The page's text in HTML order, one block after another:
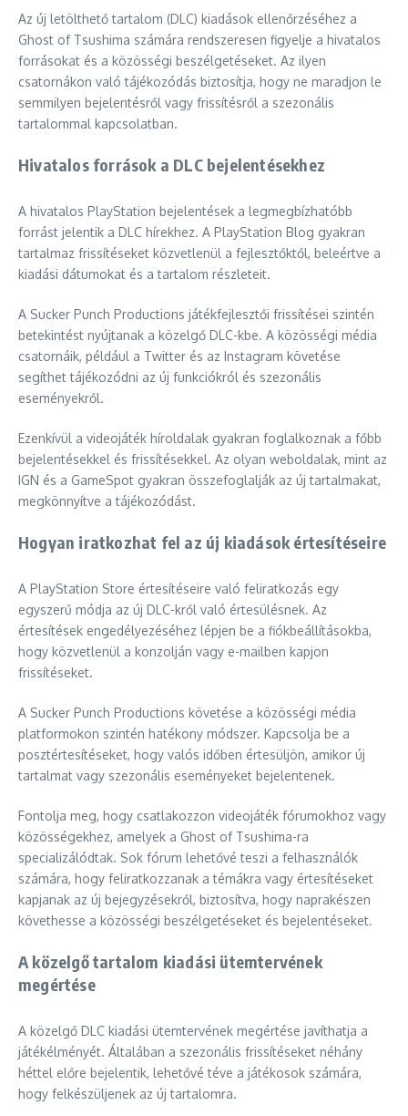
Az új letölthető tartalom (DLC) kiadások ellenőrzéséhez a
Ghost of Tsushima számára rendszeresen figyelje a hivatalos
forrásokat és a közösségi beszélgetéseket. Az ilyen
csatornákon való tájékozódás biztosítja, hogy ne maradjon le
semmilyen bejelentésről vagy frissítésről a szezonális
tartalommal kapcsolatban.
Hivatalos források a DLC bejelentésekhez
A hivatalos PlayStation bejelentések a legmegbízhatóbb
forrást jelentik a DLC hírekhez. A PlayStation Blog gyakran
tartalmaz frissítéseket közvetlenül a fejlesztőktől, beleértve a
kiadási dátumokat és a tartalom részleteit.
A Sucker Punch Productions játékfejlesztői frissítései szintén
betekintést nyújtanak a közelgő DLC-kbe. A közösségi média
csatornáik, például a Twitter és az Instagram követése
segíthet tájékozódni az új funkciókról és szezonális
eseményekről.
Ezenkívül a videojáték híroldalak gyakran foglalkoznak a főbb
bejelentésekkel és frissítésekkel. Az olyan weboldalak, mint az
IGN és a GameSpot gyakran összefoglalják az új tartalmakat,
megkönnyítve a tájékozódást.
Hogyan iratkozhat fel az új kiadások értesítéseire
A PlayStation Store értesítéseire való feliratkozás egy
egyszerű módja az új DLC-kről való értesülésnek. Az
értesítések engedélyezéséhez lépjen be a fiókbeállításokba,
hogy közvetlenül a konzolján vagy e-mailben kapjon
frissítéseket.
A Sucker Punch Productions követése a közösségi média
platformokon szintén hatékony módszer. Kapcsolja be a
posztértesítéseket, hogy valós időben értesüljön, amikor új
tartalmat vagy szezonális eseményeket bejelentenek.
Fontolja meg, hogy csatlakozzon videojáték fórumokhoz vagy
közösségekhez, amelyek a Ghost of Tsushima-ra
specializálódtak. Sok fórum lehetővé teszi a felhasználók
számára, hogy feliratkozzanak a témákra vagy értesítéseket
kapjanak az új bejegyzésekről, biztosítva, hogy naprakészen
követhesse a közösségi beszélgetéseket és bejelentéseket.
A közelgő tartalom kiadási ütemtervének
megértése
A közelgő DLC kiadási ütemtervének megértése javíthatja a
játékélményét. Általában a szezonális frissítéseket néhány
héttel előre bejelentik, lehetővé téve a játékosok számára,
hogy felkészüljenek az új tartalomra.